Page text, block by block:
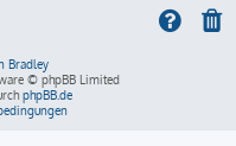
Bradley
© phpBB Limited
phpBB.de